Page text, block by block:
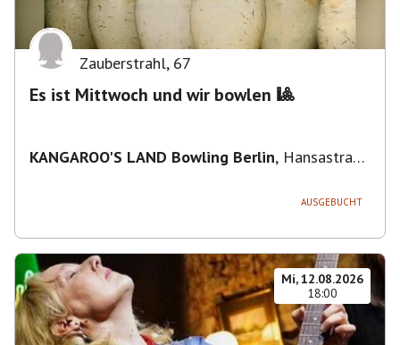
Zauberstrahl, 67
Es ist Mittwoch und wir bowlen 🎱
KANGAROO'S LAND Bowling Berlin, Hansastraße
AUSGEBUCHT
Mi, 12.08.2026
18:00